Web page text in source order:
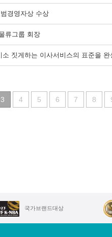
경영자상 수상
류그룹 회장
짓게하는 이사서비스의 표준을 완
3 4 5 6 7 8
국가브랜드대상